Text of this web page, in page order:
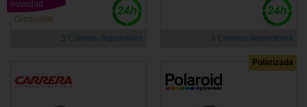
Graduable
novedad
3 Colores disponibles 4 Colores disponibles
Polarizada